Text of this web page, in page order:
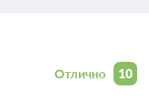
10
Отлично